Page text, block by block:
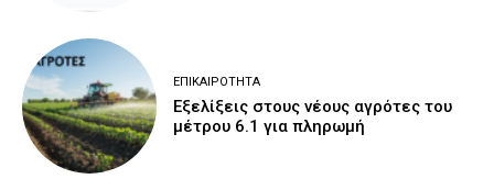
ΕΠΙΚΑΙΡΌΤΗΤΑ
Εξελίξεις στους νέους αγρότες του
μέτρου 6.1 για πληρωμή